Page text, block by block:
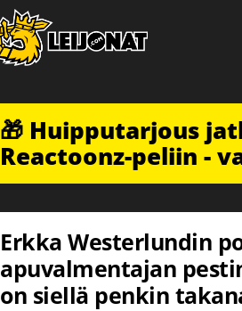
🎁 Huipputarjous
Reactoonz-peliin -
Erkka Westerlundin
apuvalmentajan
on siellä penkin